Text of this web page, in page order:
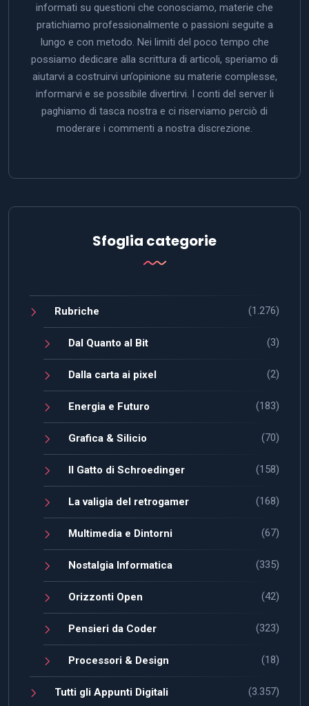
informati su questioni che conosciamo, materie che
pratichiamo professionalmente o passioni seguite a
lungo e con metodo. Nei limiti del poco tempo che
possiamo dedicare alla scrittura di articoli, speriamo di
aiutarvi a costruirvi un’opinione su materie complesse,
informarvi e se possibile divertirvi. I conti del server li
paghiamo di tasca nostra e ci riserviamo perciò di
moderare i commenti a nostra discrezione.
Sfoglia categorie
Rubriche (1.276)
Dal Quanto al Bit (3)
Dalla carta ai pixel (2)
Energia e Futuro (183)
Grafica & Silicio (70)
Il Gatto di Schroedinger (158)
La valigia del retrogamer (168)
Multimedia e Dintorni (67)
Nostalgia Informatica (335)
Orizzonti Open (42)
Pensieri da Coder (323)
Processori & Design (18)
Tutti gli Appunti Digitali (3.357)